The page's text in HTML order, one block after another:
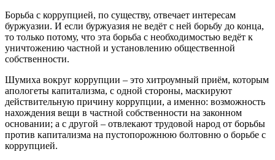
Борьба с коррупцией, по существу, отвечает интересам
буржуазии. И если буржуазия не ведёт с ней борьбу до конца,
то только потому, что эта борьба с необходимостью ведёт к
уничтожению частной и установлению общественной
собственности.
Шумиха вокруг коррупции – это хитроумный приём, которым
апологеты капитализма, с одной стороны, маскируют
действительную причину коррупции, а именно: возможность
нахождения вещи в частной собственности на законном
основании; а с другой – отвлекают трудовой народ от борьбы
против капитализма на пустопорожнюю болтовню о борьбе с
коррупцией.